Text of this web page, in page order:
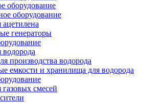
оборудование
оборудование
генераторы
водорода
производства водорода
емкости и хранилища для водорода
смесей